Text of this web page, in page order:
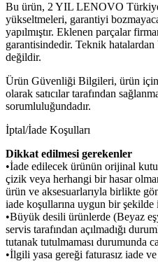
Bu ürün, 2 YIL LENOVO
yükseltmeleri, garantiyi
yapılmıştır. Eklenen parçalar
garantisindedir. Teknik
değildir.
Ürün Güvenliği Bilgileri, ürün
olarak satıcılar tarafından
sorumluluğundadır.
İptal/İade Koşulları
Dikkat edilmesi gerekenler
•İade edilecek ürünün orijinal
çizik veya herhangi bir hasar
ürün ve aksesuarlarıyla birlikte
iade koşullarına uygun bir
•Büyük desili ürünlerde (Beyaz
servis tarafından açılmadığı
tutanak tutulmaması durumunda
•İlgili yasa gereği faturasız iade